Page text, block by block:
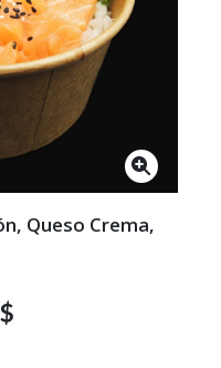
Queso Crema,